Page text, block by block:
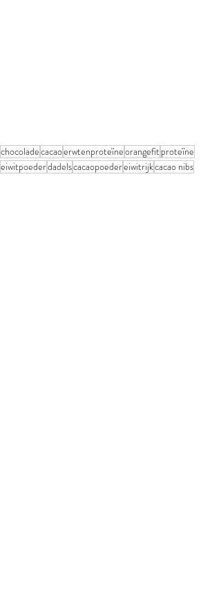
chocoladecacaoerwtenproteïneorangefitproteïne
eiwitpoederdadelscacaopoedereiwitrijkcacao nibs